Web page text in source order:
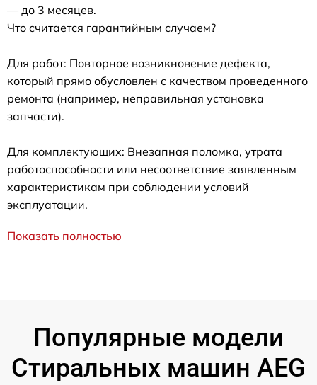
— до 3 месяцев.
Что считается гарантийным случаем?
Для работ: Повторное возникновение дефекта,
который прямо обусловлен с качеством проведенного
ремонта (например, неправильная установка
запчасти).
Для комплектующих: Внезапная поломка, утрата
работоспособности или несоответствие заявленным
характеристикам при соблюдении условий
эксплуатации.
Показать полностью
Популярные модели
Стиральных машин AEG